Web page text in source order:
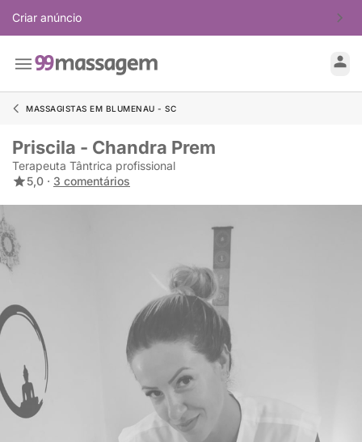
Criar anúncio
MASSAGISTAS EM BLUMENAU - SC
Priscila - Chandra Prem
Terapeuta Tântrica profissional
5,0 · 3 comentários